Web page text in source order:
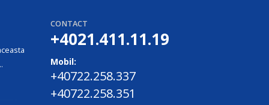
CONTACT
+4021.411.11.19
Mobil:
+40722.258.337
+40722.258.351